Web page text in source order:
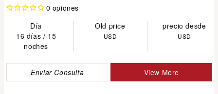
0 opiones
Día
Old price
precio desde
16 días / 15
noches
USD USD
Enviar Consulta View More